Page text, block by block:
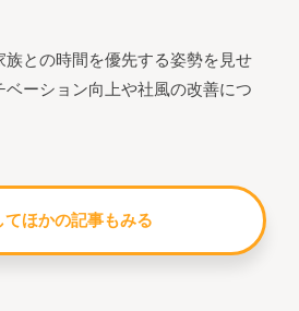
との時間を優先する姿勢を見せ
ベーション向上や社風の改善につ
てほかの記事もみる